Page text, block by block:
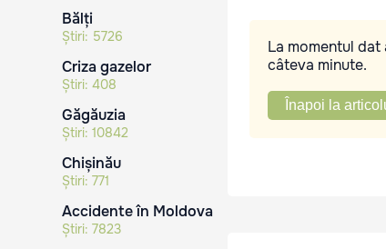
Bălți
Știri: 5726
Criza gazelor
Știri: 408
Găgăuzia
Știri: 10842
Chișinău
Știri: 771
Accidente în Moldova
Știri: 7823
La momentul
câteva minute.
Înapoi la